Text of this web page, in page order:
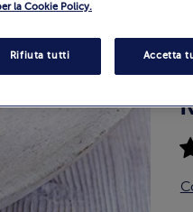
la Cookie Policy.
Rifiuta tutti Accetta